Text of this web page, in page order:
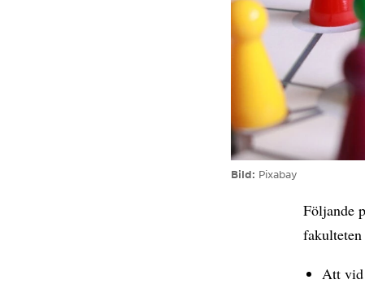
Bild Pixabay
Följande
Att vid